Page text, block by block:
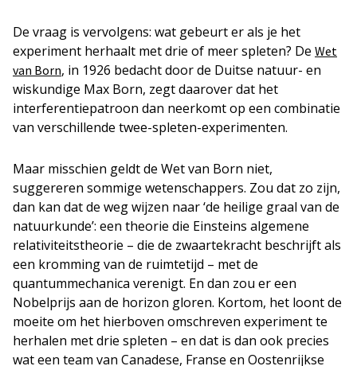
De vraag is vervolgens: wat gebeurt er als je het
experiment herhaalt met drie of meer spleten? De Wet
van Born, in 1926 bedacht door de Duitse natuur- en
wiskundige Max Born, zegt daarover dat het
interferentiepatroon dan neerkomt op een combinatie
van verschillende twee-spleten-experimenten.
Maar misschien geldt de Wet van Born niet,
suggereren sommige wetenschappers. Zou dat zo zijn,
dan kan dat de weg wijzen naar ‘de heilige graal van de
natuurkunde’: een theorie die Einsteins algemene
relativiteitstheorie – die de zwaartekracht beschrijft als
een kromming van de ruimtetijd – met de
quantummechanica verenigt. En dan zou er een
Nobelprijs aan de horizon gloren. Kortom, het loont de
moeite om het hierboven omschreven experiment te
herhalen met drie spleten – en dat is dan ook precies
wat een team van Canadese, Franse en Oostenrijkse